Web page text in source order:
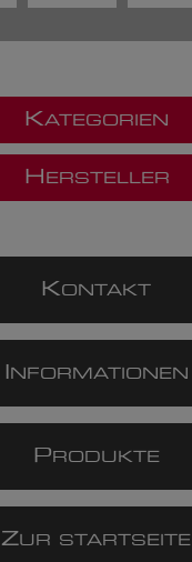
KATEGORIEN
H ERSTELLER
KONTAKT
NFORMATIONEN
P RODUKTE
ZUR STARTSEITE